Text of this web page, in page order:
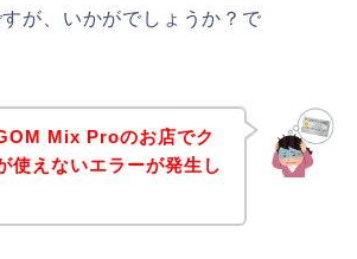
が、いかがでしょうか？で
Mix Proのお店でク
使えないエラーが発生し